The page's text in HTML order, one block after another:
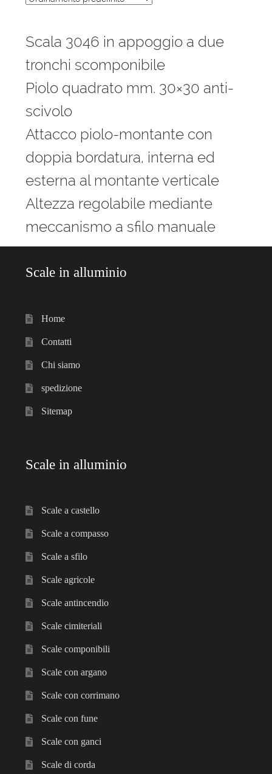
Scala 3046 in appoggio a due
tronchi scomponibile
Piolo quadrato mm. 30×30 anti-
scivolo
Attacco piolo-montante con
doppia bordatura, interna ed
esterna al montante verticale
Altezza regolabile mediante
meccanismo a sfilo manuale
Scale in alluminio
Home
Contatti
Chi siamo
spedizione
Sitemap
Scale in alluminio
Scale a castello
Scale a compasso
Scale a sfilo
Scale agricole
Scale antincendio
Scale cimiteriali
Scale componibili
Scale con argano
Scale con corrimano
Scale con fune
Scale con ganci
Scale di corda